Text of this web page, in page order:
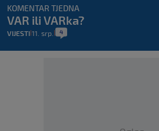
KOMENTAR TJEDNA
VAR ili VARka?
VIJESTI 11. srp. 4